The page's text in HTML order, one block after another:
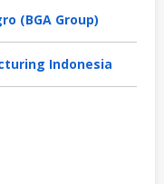
(BGA Group)
Indonesia